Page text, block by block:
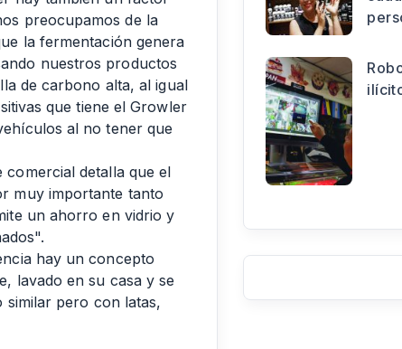
preocupamos de la
la fermentación genera
nuestros productos
de carbono alta, al igual
que tiene el Growler
al no tener que
detalla que el
muy importante tanto
un ahorro en vidrio y
hay un concepto
lavado en su casa y se
similar pero con latas,